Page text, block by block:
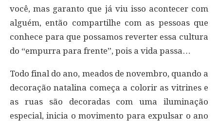
você, mas garanto que já viu isso acontecer com
alguém, então compartilhe com as pessoas que
conhece para que possamos reverter essa cultura
do “empurra para frente”, pois a vida passa…
Todo final do ano, meados de novembro, quando a
decoração natalina começa a colorir as vitrines e
as ruas são decoradas com uma iluminação
especial, inicia o movimento para expulsar o ano